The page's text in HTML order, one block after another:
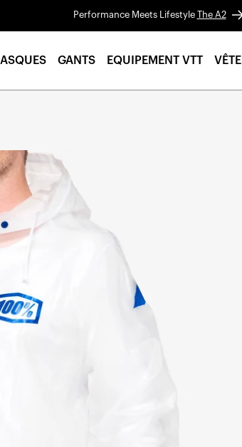
Performance Meets Lifestyle The A2
GANTS EQUIPEMENT VTT